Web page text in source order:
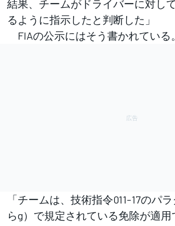
結果、チームがドライバーに対し
るように指示したと判断した」
FIAの公示にはそう書かれている。
「チームは、技術指令011-17のパ
らg）で規定されている免除が適